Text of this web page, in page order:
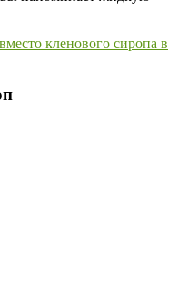
кленового сиропа в